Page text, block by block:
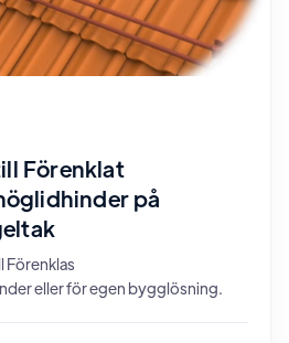
Förenklat
på
Förenklas
eller för egen bygglösning.